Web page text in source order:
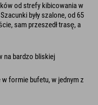
od strefy kibicowania w
były szalone, od 65
sam przeszedł trasę, a
na bardzo bliskiej
formie bufetu, w jednym z